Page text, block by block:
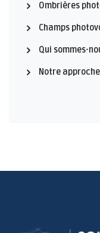
Ombrières
Champs
Qui sommes-
Notre approche